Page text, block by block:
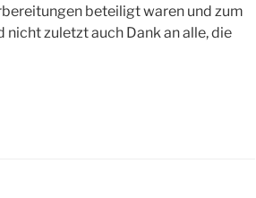
beteiligt waren und zum
nicht zuletzt auch Dank an alle, die